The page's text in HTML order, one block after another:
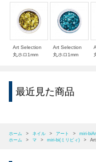
Art Selection
丸ホロ1mm
Art Selection
丸ホロ1mm
最近見た商品
ホーム > ネイル > アート > miri-
ホーム
> マ > miri-bi(ミリビィ) >